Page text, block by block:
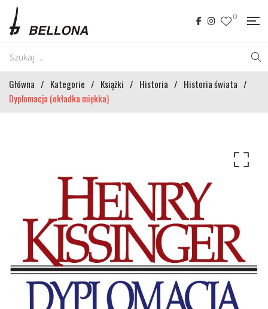
0
Główna / Kategorie / Książki / Historia / Historia świata /
Dyplomacja (okładka miękka)